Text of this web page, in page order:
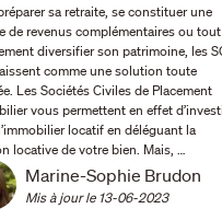
sa retraite, se constituer une
de revenus complémentaires ou tout
diversifier son patrimoine, les
comme une solution toute
Les Sociétés Civiles de Placement
vous permettent en effet
locatif en déléguant la
locative de votre bien. Mais, …
Marine-Sophie Brudon
Mis à jour le 13-06-2023